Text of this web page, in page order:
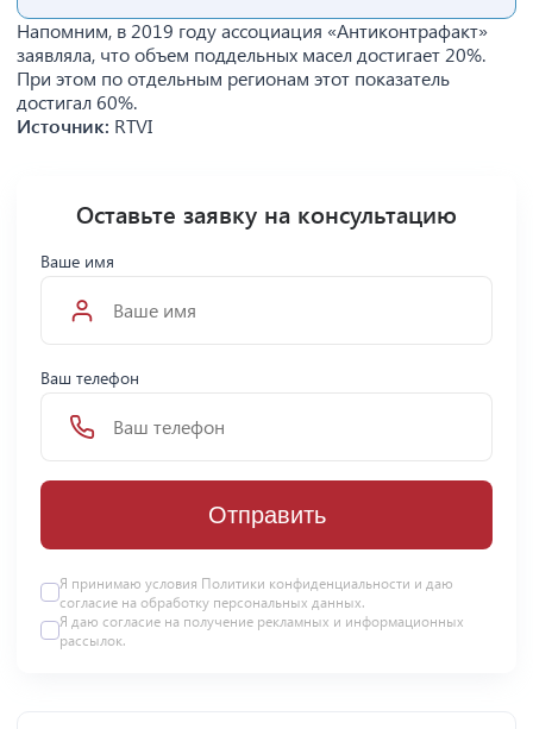
Напомним, в 2019 году ассоциация «Антиконтрафакт»
заявляла, что объем поддельных масел достигает 20%.
При этом по отдельным регионам этот показатель
достигал 60%.
Источник: RTVI
Оставьте заявку на консультацию
Ваше имя
Ваш телефон
Отправить
Я принимаю условия Политики конфиденциальности и даю
согласие на обработку персональных данных.
Я даю согласие на получение рекламных и информационных
рассылок.